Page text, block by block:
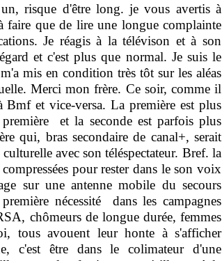
risque d'être long. je vous avertis à
faire que de lire une longue complainte
Je réagis à la télévison et à son
et c'est plus que normal. Je suis le
mis en condition très tôt sur les aléas
Merci mon frère. Ce soir, comme il
Bmf et vice-versa. La première est plus
et la seconde est parfois plus
qui, bras secondaire de canal+, serait
avec son téléspectateur. Bref. la
pour rester dans le son voix
sur une antenne mobile du secours
nécessité dans les campagnes
chômeurs de longue durée, femmes
tous avouent leur honte à s'afficher
c'est être dans le colimateur d'une